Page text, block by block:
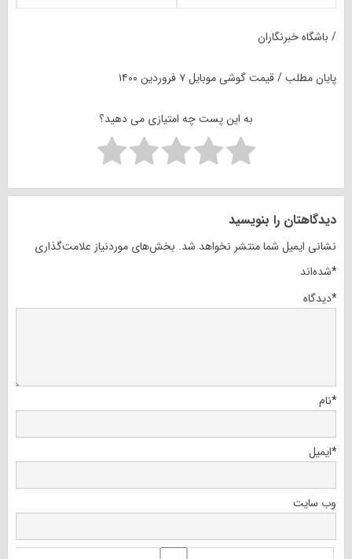
/ باشگاه خبرنگاران
پایان مطلب / قیمت گوشی موبایل ۷ فروردین ۱۴۰۰
به این پست چه امتیازی می دهید؟
دیدگاهتان را بنویسید
نشانی ایمیل شما منتشر نخواهد شد. بخش‌های موردنیاز علامت‌گذاری
شده‌اند*
دیدگاه*
نام*
ایمیل*
وب‌ سایت